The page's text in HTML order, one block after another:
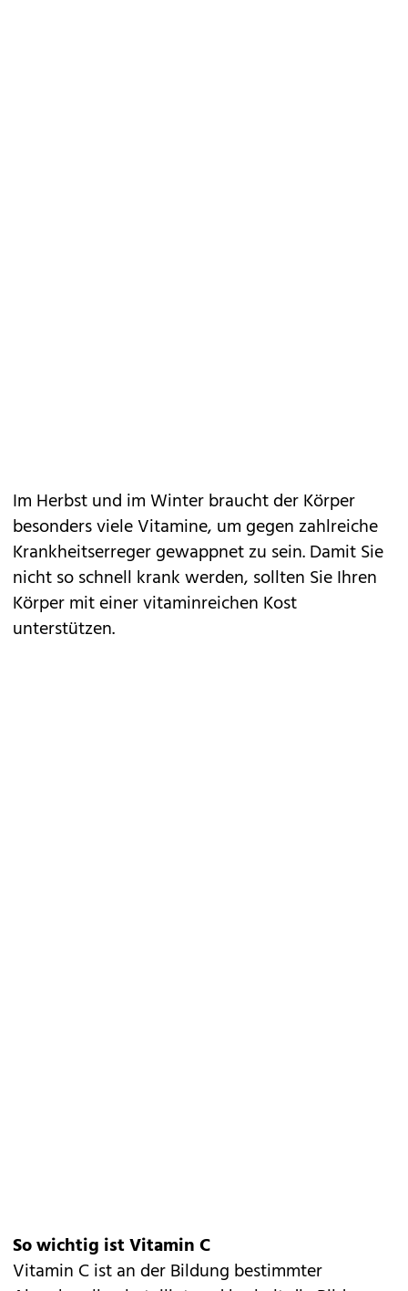
Im Herbst und im Winter braucht der Körper
besonders viele Vitamine, um gegen zahlreiche
Krankheitserreger gewappnet zu sein. Damit Sie
nicht so schnell krank werden, sollten Sie Ihren
Körper mit einer vitaminreichen Kost
unterstützen.
So wichtig ist Vitamin C
Vitamin C ist an der Bildung bestimmter